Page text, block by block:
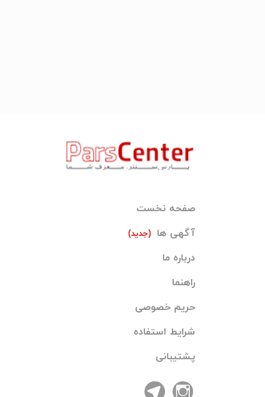
صفحه نخست
آگهی ها
(جدید)
درباره ما
راهنما
حریم خصوصی
شرایط استفاده
پشتیبانی